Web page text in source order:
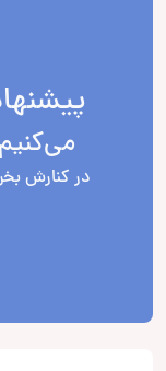
می‌کنیم
در کنارش